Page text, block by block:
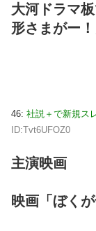
大河ドラマ
形さまがー
46: 社説＋で新規ス
ID:Tvt6UFOZ0
主演映画
映画「ぼく